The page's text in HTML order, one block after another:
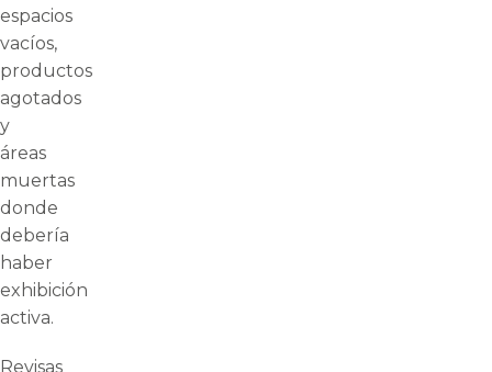
espacios
vacíos,
productos
agotados
y
áreas
muertas
donde
debería
haber
exhibición
activa.
Revisas